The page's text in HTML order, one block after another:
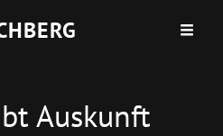
Auskunft